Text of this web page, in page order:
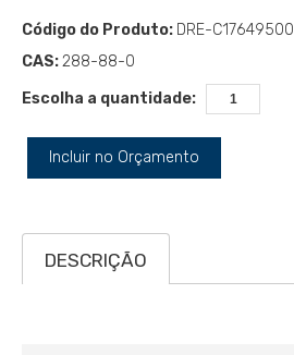
Código do Produto: DRE-C17649500
CAS:288-88-0
Escolha a quantidade:
Incluir no Orçamento
DESCRIÇÃO